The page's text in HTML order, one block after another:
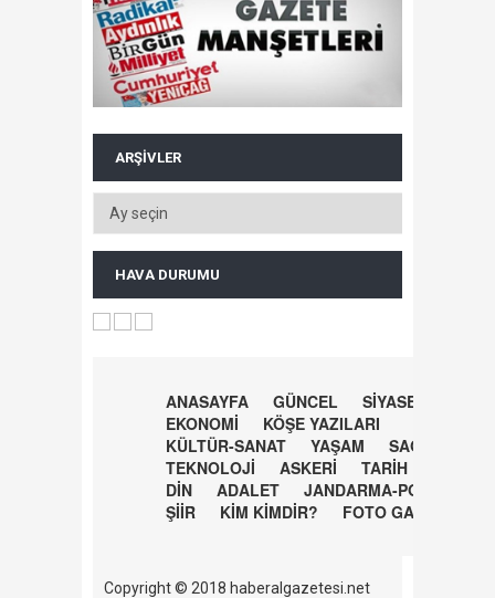
ARŞIVLER
HAVA DURUMU
ANASAYFA GÜNCEL
SİYASET
EKONOMİ
KÖŞE YAZILARI
KÜLTÜR-SANAT
YAŞAM
SAĞLIK
TEKNOLOJİ
ASKERİ
TARİH
DİN
ADALET
JANDARMA-POLİS
ŞİİR
KİM KİMDİR? FOTO GALERİ
Copyright © 2018 haberalgazetesi.net